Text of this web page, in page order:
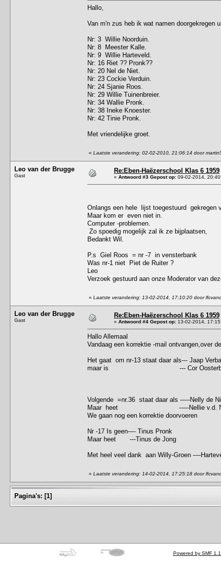
Hallo,
Van m'n zus heb ik wat namen doorgekregen
Nr: 3 Willie Noorduin.
Nr: 8 Meester Kalle.
Nr: 9 Willie Harteveld.
Nr: 16 Riet ?? Pronk??
Nr: 20 Nel de Niet.
Nr: 23 Cockie Verduin.
Nr: 24 Sjanie Roos.
Nr: 29 Willie Tuinenbreier.
Nr: 34 Wallie Pronk.
Nr: 38 Ineke Knoester.
Nr: 42 Tinie Pronk.
Met vriendelijke groet.
« Laatste verandering: 02-02-2010, 21:06:14 door
Leo van der Brugge
Gast
Re:Eben-Haëzerschool Klas 6 1959
« Antwoord #3 Gepost op: 09-02-2014,
Onlangs een hele lijst toegestuurd gekregen
Maar kom er even niet in.
Computer -problemen.
Zo spoedig mogelijk zal ik ze bijplaatsen,
Bedankt Wil.
P.s Giel Roos = nr -7 in vensterbank
Was nr-1 niet Piet de Ruiter ?
Leo
Verzoek gestuurd aan onze Moderator van
« Laatste verandering: 13-02-2014, 17:10:20 door
Leo van der Brugge
Gast
Re:Eben-Haëzerschool Klas 6 1959
« Antwoord #4 Gepost op: 13-02-2014,
Hallo Allemaal
Vandaag een korrektie -mail ontvangen,over
Het gaat om nr-13 staat daar als--- Jaap
maar is --- Cor
Volgende =nr.36 staat daar als -----Nelly de
Maar heet -----Nellie v.d.
We gaan nog een korrektie doorvoeren
Nr -17 Is geen---- Tinus Pronk
Maar heet ---Tinus de Jong
Met heel veel dank aan Willy-Groen ----
« Laatste verandering: 14-02-2014, 17:25:18 door
Pagina's: [1]
Powered by SMF